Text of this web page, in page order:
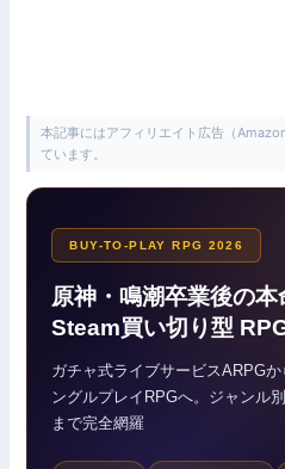
本記事にはアフィリエイト広告（
ています。
BUY-TO-PLAY RPG 2026
原神・鳴潮卒業後の本
Steam買い切り型
ガチャ式ライブサービスARPG
ングルプレイRPGへ。ジャンル
まで完全網羅